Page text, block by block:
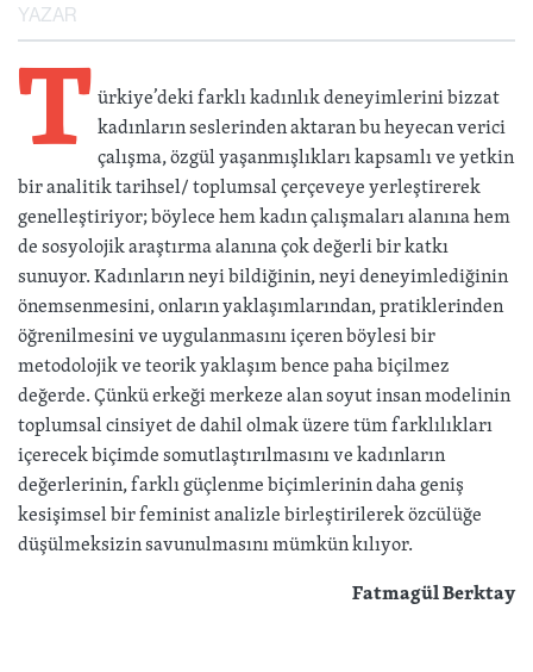
YAZAR
Türkiye’deki farklı kadınlık deneyimlerini bizzat
kadınların seslerinden aktaran bu heyecan verici
çalışma, özgül yaşanmışlıkları kapsamlı ve yetkin
bir analitik tarihsel/ toplumsal çerçeveye yerleştirerek
genelleştiriyor; böylece hem kadın çalışmaları alanına hem
de sosyolojik araştırma alanına çok değerli bir katkı
sunuyor. Kadınların neyi bildiğinin, neyi deneyimlediğinin
önemsenmesini, onların yaklaşımlarından, pratiklerinden
öğrenilmesini ve uygulanmasını içeren böylesi bir
metodolojik ve teorik yaklaşım bence paha biçilmez
değerde. Çünkü erkeği merkeze alan soyut insan modelinin
toplumsal cinsiyet de dahil olmak üzere tüm farklılıkları
içerecek biçimde somutlaştırılmasını ve kadınların
değerlerinin, farklı güçlenme biçimlerinin daha geniş
kesişimsel bir feminist analizle birleştirilerek özcülüğe
düşülmeksizin savunulmasını mümkün kılıyor.
Fatmagül Berktay